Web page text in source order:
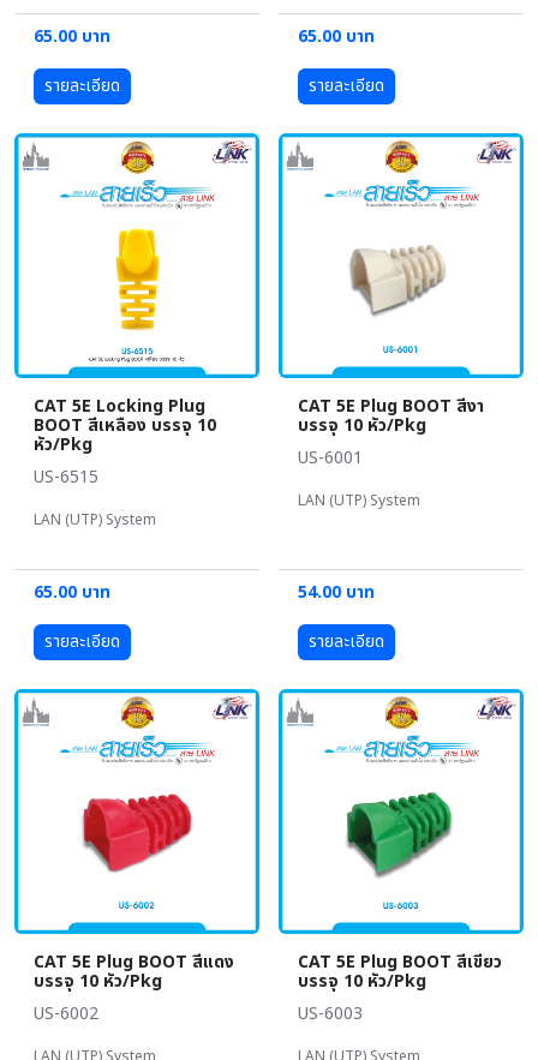
65.00 บาท
รายละเอียด
65.00 บาท
รายละเอียด
CAT 5E Locking Plug
BOOT สีเหลือง บรรจุ 10
หัว/Pkg
US-6515
LAN (UTP) System
65.00 บาท
รายละเอียด
CAT 5E Plug BOOT สีงา
บรรจุ 10 หัว/Pkg
US-6001
LAN (UTP) System
54.00 บาท
รายละเอียด
CAT 5E Plug BOOT สีแดง
บรรจุ 10 หัว/Pkg
US-6002
CAT 5E Plug BOOT สีเขียว
บรรจุ 10 หัว/Pkg
US-6003